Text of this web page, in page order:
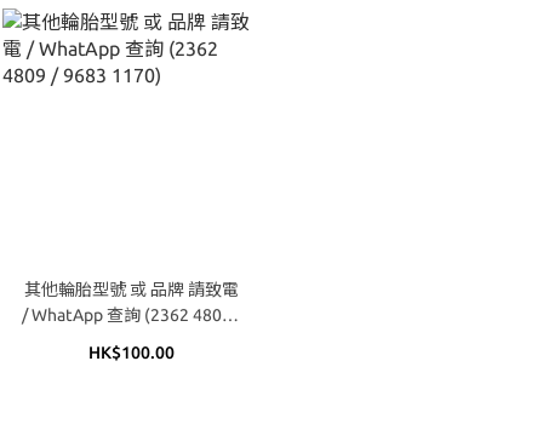
其他輪胎型號 或 品牌 請致電
/ WhatApp 查詢 (2362 4809 /
HK$100.00